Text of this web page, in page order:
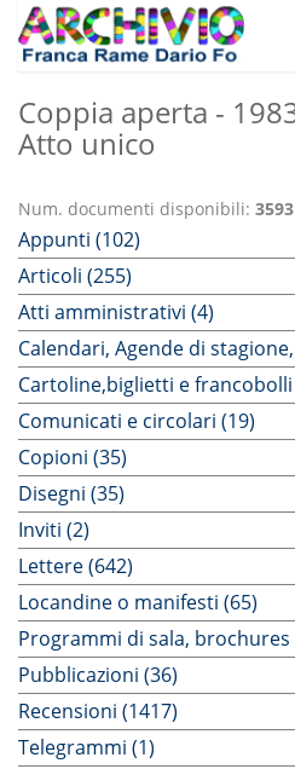
Coppia aperta -
Atto unico
Num. documenti disponibili: 3593
Appunti (102)
Articoli (255)
Atti amministrativi (4)
Calendari, Agende di
Cartoline,biglietti e francobolli
Comunicati e circolari (19)
Copioni (35)
Disegni (35)
Inviti (2)
Lettere (642)
Locandine o manifesti (65)
Programmi di sala, brochures
Pubblicazioni (36)
Recensioni (1417)
Telegrammi (1)